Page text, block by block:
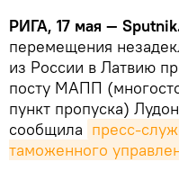
РИГА, 17 мая —
перемещения
из России в Латвию
посту МАПП
пункт пропуска)
сообщила пресс-
таможенного